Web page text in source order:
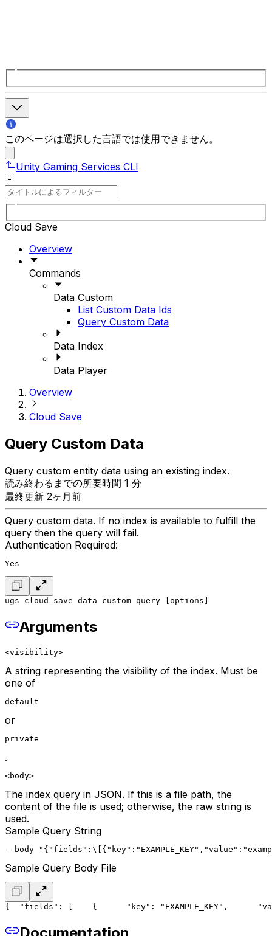
このページは選択した言語では使用できません。
Unity Gaming Services CLI
Cloud Save
Overview
Commands
Data Custom
List Custom Data Ids
Query Custom Data
Data Index
Data Player
Overview
Cloud Save
Query Custom Data
Query custom entity data using an existing index.
読み終わるまでの所要時間 1 分
最終更新 2ヶ月前
Query custom data. If no index is available to fulfill the
query then the query will fail.
Authentication Required:
Yes
ugs cloud-save data custom query [options]
Arguments
<visibility>
A string representing the visibility of the index. Must be
one of
default
or
private
.
<body>
The index query in JSON. If this is a file path, the
content of the file is used; otherwise, the raw string is
used.
Sample Query String
--body
Sample Query Body File
{
  "fields": [
    {
      "key": "EXAMPLE_KEY",